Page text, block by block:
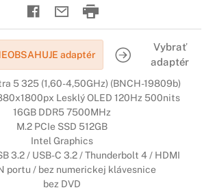
adaptér
Vybrať
adaptér
5 325 (1,60-4,50GHz) (BNCH-19809b)
Lesklý OLED 120Hz 500nits
16GB DDR5 7500MHz
M.2 PCIe SSD 512GB
Intel Graphics
3.2 / USB-C 3.2 / Thunderbolt 4 / HDMI
portu / bez numerickej klávesnice
bez DVD